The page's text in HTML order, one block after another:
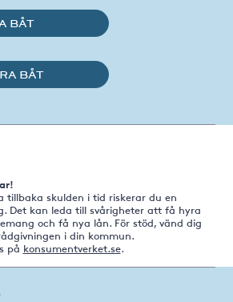
BÅT
BÅT
tillbaka skulden i tid riskerar du en
Det kan leda till svårigheter att få hyra
och få nya lån. För stöd, vänd dig
i din kommun.
på konsumentverket.se.